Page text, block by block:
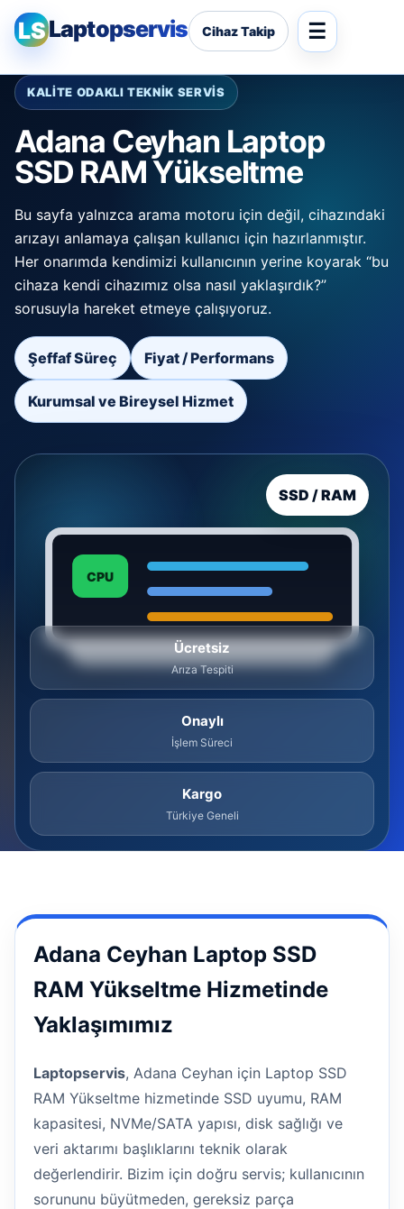
LSLaptopservis Cihaz Takip
KALİTE ODAKLI TEKNİK SERVİS
Adana Ceyhan Laptop
SSD RAM Yükseltme
Bu sayfa yalnızca arama motoru için değil, cihazındaki
arızayı anlamaya çalışan kullanıcı için hazırlanmıştır.
Her onarımda kendimizi kullanıcının yerine koyarak “bu
cihaza kendi cihazımız olsa nasıl yaklaşırdık?”
sorusuyla hareket etmeye çalışıyoruz.
Şeffaf Süreç Fiyat / Performans
Kurumsal ve Bireysel Hizmet
CPU
SSD / RAM
Ücretsiz
Arıza Tespiti
Onaylı
İşlem Süreci
Kargo
Türkiye Geneli
Adana Ceyhan Laptop SSD
RAM Yükseltme Hizmetinde
Yaklaşımımız
Laptopservis, Adana Ceyhan için Laptop SSD
RAM Yükseltme hizmetinde SSD uyumu, RAM
kapasitesi, NVMe/SATA yapısı, disk sağlığı ve
veri aktarımı başlıklarını teknik olarak
değerlendirir. Bizim için doğru servis; kullanıcının
sorununu büyütmeden, gereksiz parça